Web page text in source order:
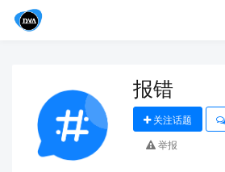
报错
关注话题
举报